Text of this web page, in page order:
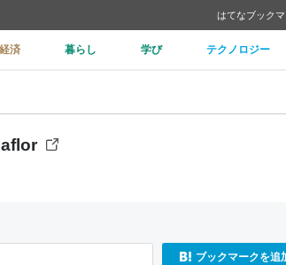
はてなブックマ
済 暮らし 学び テクノロジー
ブックマークを追